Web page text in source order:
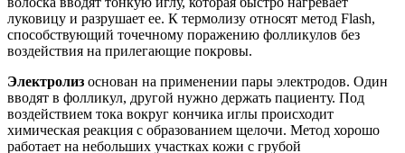
луковицу и разрушает ее. К термолизу относят метод Flash,
способствующий точечному поражению фолликулов без
воздействия на прилегающие покровы.
Электролиз основан на применении пары электродов. Один
вводят в фолликул, другой нужно держать пациенту. Под
воздействием тока вокруг кончика иглы происходит
химическая реакция с образованием щелочи. Метод хорошо
работает на небольших участках кожи с грубой